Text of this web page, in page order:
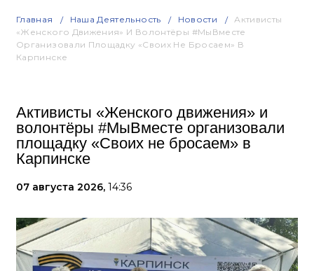
Главная Наша Деятельность Новости
Активисты
«Женского Движения» И Волонтёры #МыВместе
Организовали Площадку «Своих Не Бросаем» В
Карпинске
Активисты «Женского движения» и
волонтёры #МыВместе организовали
площадку «Своих не бросаем» в
Карпинске
07 августа 2026, 14:36